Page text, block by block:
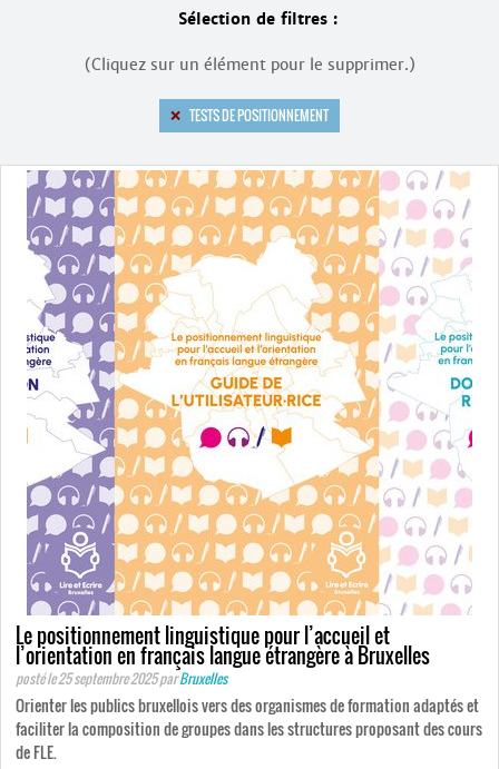
Sélection de filtres :
(Cliquez sur un élément pour le supprimer.)
TESTS DE POSITIONNEMENT
Le positionnement linguistique pour l’accueil et
l’orientation en français langue étrangère à Bruxelles
posté le 25 septembre 2025parBruxelles
Orienter les publics bruxellois vers des organismes de formation adaptés et
faciliter la composition de groupes dans les structures proposant des cours
de FLE.